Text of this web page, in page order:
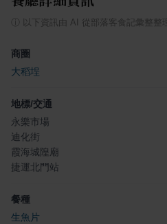
以下資訊由 AI 從部落客食記彙整整理
商圈
大稻埕
地標/交通
永樂市場
迪化街
霞海城隍廟
捷運北門站
餐種
生魚片